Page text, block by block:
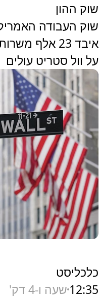
שוק ההון
שוק העבודה
איבד 23 אלף
על וול סטריט עולים
כלכליסט
12:35 שעה ו-4 דק'